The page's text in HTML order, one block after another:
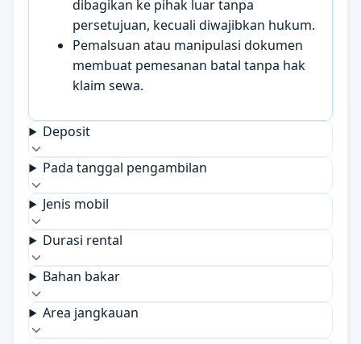
dibagikan ke pihak luar tanpa
persetujuan, kecuali diwajibkan hukum.
Pemalsuan atau manipulasi dokumen
membuat pemesanan batal tanpa hak
klaim sewa.
Deposit
Pada tanggal pengambilan
Jenis mobil
Durasi rental
Bahan bakar
Area jangkauan